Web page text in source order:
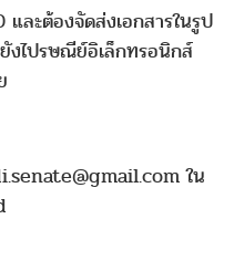
ละต้องจัดส่งเอกสารในรูป
งไปรษณีย์อิเล็กทรอนิกส์
ใน